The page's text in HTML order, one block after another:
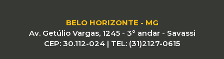
BELO HORIZONTE - MG
Av. Getúlio Vargas, 1245 - 3º andar - Savassi
CEP: 30.112-024 | TEL: (31)2127-0615